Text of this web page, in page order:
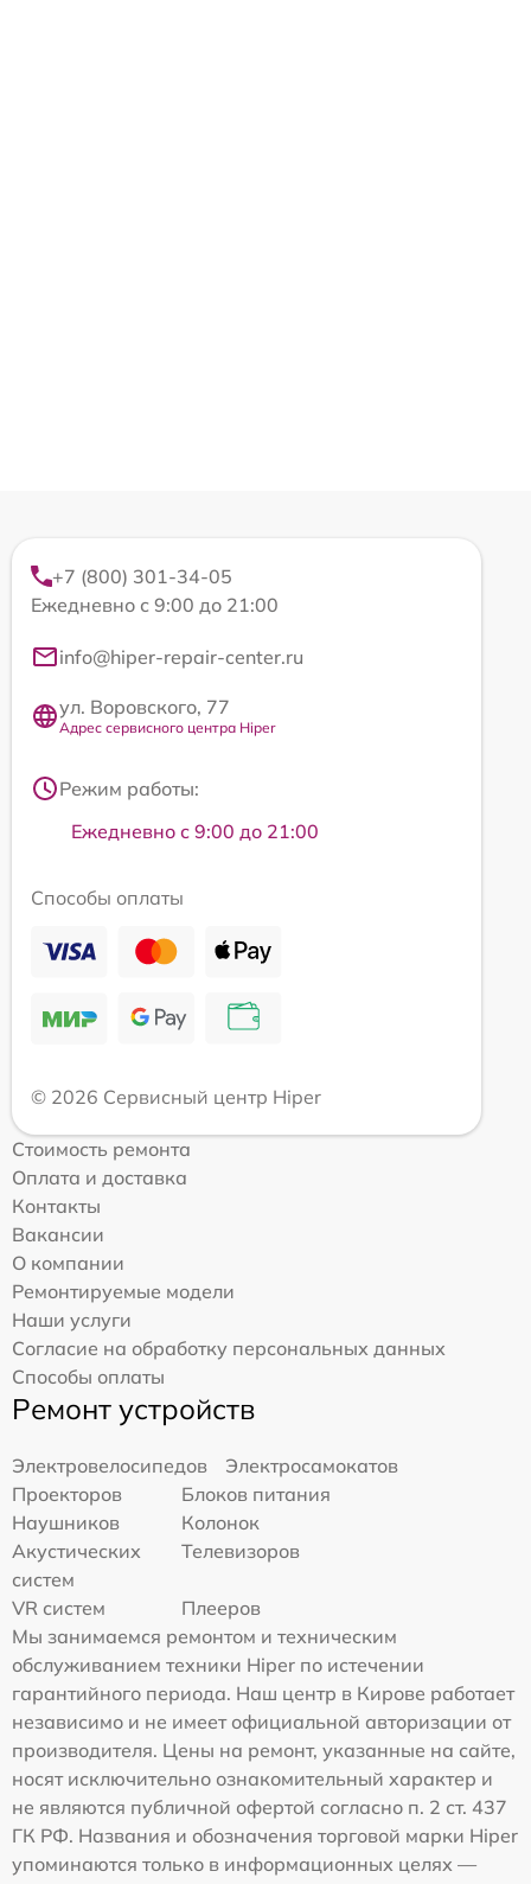
+7 (800) 301-34-05
Ежедневно с 9:00 до 21:00
info@hiper-repair-center.ru
ул. Воровского, 77
Адрес сервисного центра Hiper
Режим работы:
Ежедневно с 9:00 до 21:00
Способы оплаты
© 2026 Сервисный центр Hiper
Стоимость ремонта
Оплата и доставка
Контакты
Вакансии
О компании
Ремонтируемые модели
Наши услуги
Согласие на обработку персональных данных
Способы оплаты
Ремонт устройств
Электровелосипедов
Электросамокатов
Проекторов
Блоков питания
Наушников
Колонок
Акустических
систем
Телевизоров
VR систем
Плееров
Мы занимаемся ремонтом и техническим
обслуживанием техники Hiper по истечении
гарантийного периода. Наш центр в Кирове работает
независимо и не имеет официальной авторизации от
производителя. Цены на ремонт, указанные на сайте,
носят исключительно ознакомительный характер и
не являются публичной офертой согласно п. 2 ст. 437
ГК РФ. Названия и обозначения торговой марки Hiper
упоминаются только в информационных целях —